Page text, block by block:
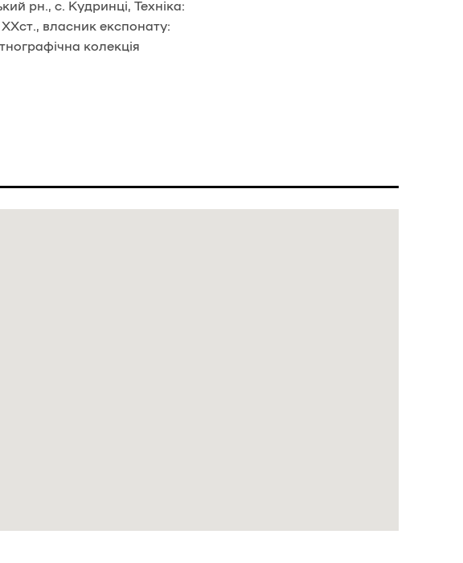
рн., с. Кудринці, Техніка:
власник експонату:
колекція